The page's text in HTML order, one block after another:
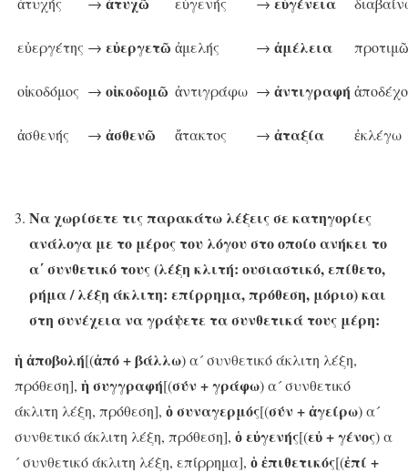
εὐεργέτης → εὐεργετῶ ἀμελής → ἀμέλεια
οἰκοδόμος → οἰκοδομῶ ἀντιγράφω → ἀντιγραφή
ἀσθενής → ἀσθενῶ ἄτακτος → ἀταξία ἐκλέγω
Να χωρίσετε τις παρακάτω λέξεις σε κατηγορίες
ανάλογα με το μέρος του λόγου στο οποίο ανήκει το
α΄ συνθετικό τους (λέξη κλιτή: ουσιαστικό, επίθετο,
ρήμα / λέξη άκλιτη: επίρρημα, πρόθεση, μόριο) και
στη συνέχεια να γράψετε τα συνθετικά τους μέρη:
ἡ ἀποβολή[(ἀπό + βάλλω) α´ συνθετικό άκλιτη λέξη,
πρόθεση], ἡ συγγραφή[(σύν + γράφω) α´ συνθετικό
άκλιτη λέξη, πρόθεση], ὁ συναγερμός[(σύν + ἀγείρω) α´
συνθετικό άκλιτη λέξη, πρόθεση], ὁ εὐγενής[(εὐ + γένος) α
´ συνθετικό άκλιτη λέξη, επίρρημα], ὁ ἐπιθετικός[(ἐπί +